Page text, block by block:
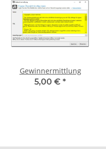
Gewinnermittlung
5,00 € *